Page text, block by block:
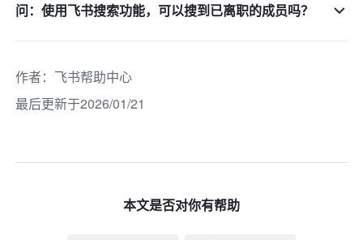
问：使用飞书搜索功能，可以搜到已离职的成员吗？
作者： 飞书帮助中心
最后更新于2026/01/21
本文是否对你有帮助